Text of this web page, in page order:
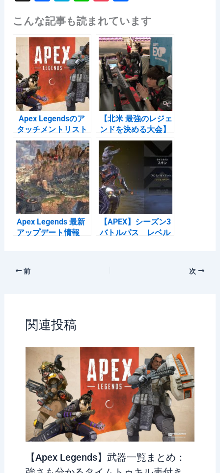
c
e
b
o
o
k
e
n
a
e
c
k
et
こんな記事も読まれています
Apex Legendsのア
タッチメントリスト
【北米 最強のレジェ
ンドを決める大会】
EXP Invitational
Apex Legends が開
催
Apex Legends 最新
アップデート情報
【APEX】シーズン3
バトルパス レベル
前 次
関連投稿
【Apex Legends】武器一覧まとめ：